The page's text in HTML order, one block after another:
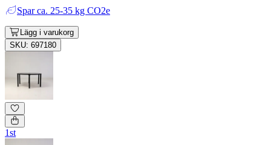
Spar ca. 25-35 kg CO2e
Lägg i varukorg
SKU: 697180
1st